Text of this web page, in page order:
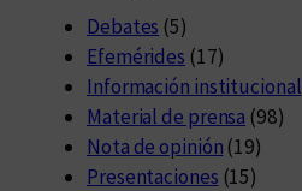
Debates (5)
Efemérides (17)
Información institucional
Material de prensa (98)
Nota de opinión (19)
Presentaciones (15)